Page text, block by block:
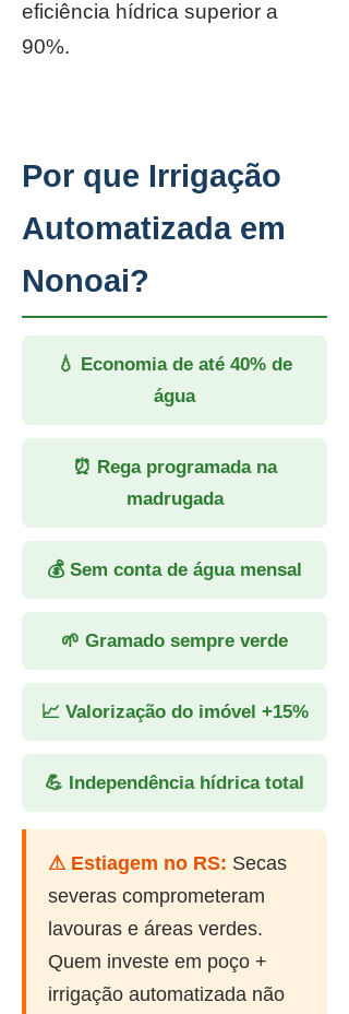
eficiência hídrica superior a
90%.
Por que Irrigação
Automatizada em
Nonoai?
💧 Economia de até 40% de
água
⏰ Rega programada na
madrugada
💰 Sem conta de água mensal
🌱 Gramado sempre verde
📈 Valorização do imóvel +15%
💪 Independência hídrica total
⚠ Estiagem no RS: Secas
severas comprometeram
lavouras e áreas verdes.
Quem investe em poço +
irrigação automatizada não